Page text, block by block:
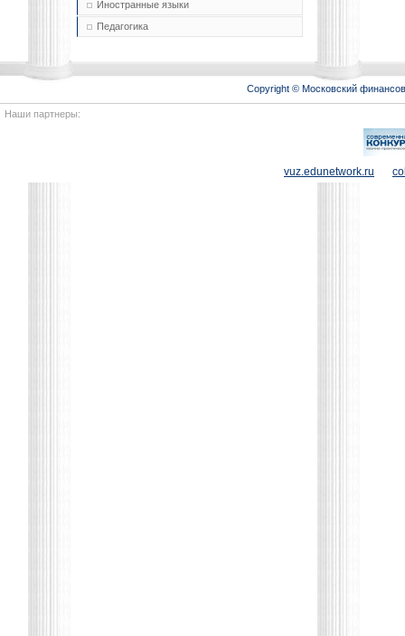
Иностранные языки
Педагогика
Copyright © Московский
Наши партнеры:
vuz.edunetwork.ru